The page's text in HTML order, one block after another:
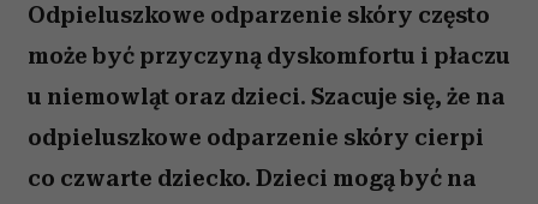
Odpieluszkowe odparzenie skóry często
może być przyczyną dyskomfortu i płaczu
u niemowląt oraz dzieci. Szacuje się, że na
odpieluszkowe odparzenie skóry cierpi
co czwarte dziecko. Dzieci mogą być na